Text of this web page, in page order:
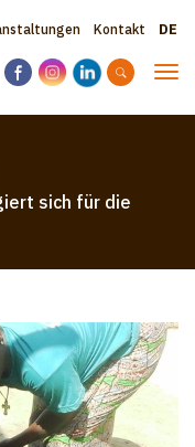
Kontakt
sich für die